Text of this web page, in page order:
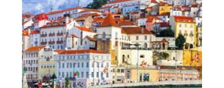
Distance
Durée
Audios Parcours